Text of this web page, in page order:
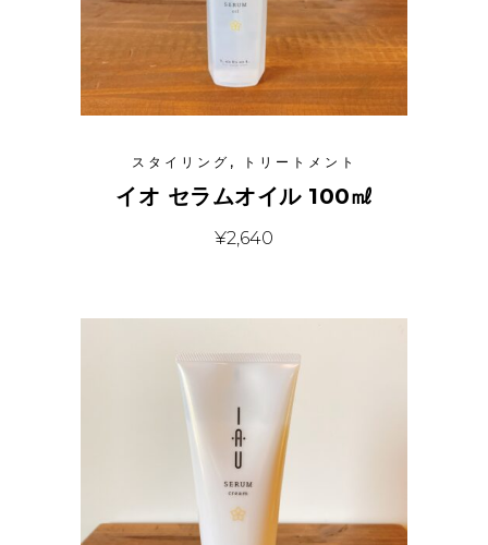
スタイリング , トリートメント
イオ セラムオイル 100㎖
¥2,640